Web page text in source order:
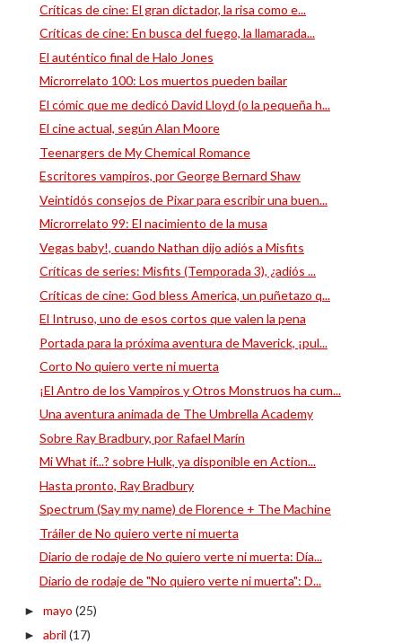
Críticas de cine: El gran dictador, la risa como e...
Críticas de cine: En busca del fuego, la llamarada...
El auténtico final de Halo Jones
Microrrelato 100: Los muertos pueden bailar
El cómic que me dedicó David Lloyd (o la pequeña h...
El cine actual, según Alan Moore
Teenargers de My Chemical Romance
Escritores vampiros, por George Bernard Shaw
Veintidós consejos de Pixar para escribir una buen...
Microrrelato 99: El nacimiento de la musa
Vegas baby!, cuando Nathan dijo adiós a Misfits
Críticas de series: Misfits (Temporada 3), ¿adiós ...
Críticas de cine: God bless America, un puñetazo q...
El Intruso, uno de esos cortos que valen la pena
Portada para la próxima aventura de Maverick, ¡pul...
Corto No quiero verte ni muerta
¡El Antro de los Vampiros y Otros Monstruos ha cum...
Una aventura animada de The Umbrella Academy
Sobre Ray Bradbury, por Rafael Marín
Mi What if...? sobre Hulk, ya disponible en Action...
Hasta pronto, Ray Bradbury
Spectrum (Say my name) de Florence + The Machine
Tráiler de No quiero verte ni muerta
Diario de rodaje de No quiero verte ni muerta: Día...
Diario de rodaje de "No quiero verte ni muerta": D...
► mayo (25)
► abril (17)